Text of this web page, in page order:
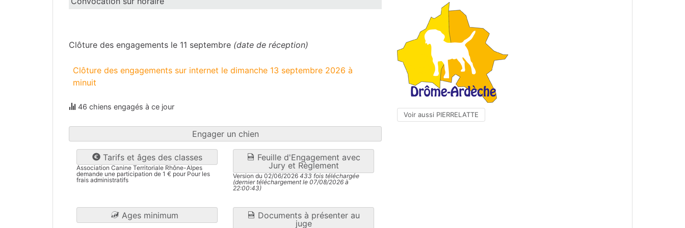
Clôture des engagements le 11 septembre (date de réception)
Clôture des engagements sur internet le dimanche 13 septembre 2026 à
minuit
46 chiens engagés à ce jour
Engager un chien
Tarifs et âges des classes
Association Canine Territoriale Rhône-Alpes
demande une participation de 1 € pour Pour les
frais administratifs
Feuille d'Engagement avec
Jury et Règlement
Version du 02/06/2026 433 fois téléchargée
(dernier téléchargement le 07/08/2026 à
22:00:43)
Ages minimum
Documents à présenter au
juge
Voir aussi PIERRELATTE